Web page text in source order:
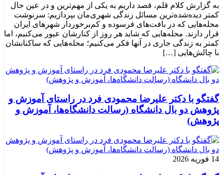
به گزارش کلام قلم، قصد داریم به یکی از مهم‌ترین و در عین حال
کمتر دیده‌شده‌ترین مسائل زندگی شهری‌مان بپردازیم: سرنوشت
محله‌هایی که در بافت‌های فرسوده و کم‌برخوردار شهرهای ایران
قرار دارند. محله‌هایی که شاید هر روز از کنارشان عبور می‌کنیم، اما
کمتر به زندگی جاری در آنها فکر می‌کنیم؛ محله‌هایی که ساکنانشان
با چالش‌هایی […]
گفتگو با دکتر علیرضا محمودی فرد در راستای آموزش و
پژوهش دو بال دانشگاه (رسالت دانشگاه‌ها، آموزش و
پژوهش)
14 فوریه 2026